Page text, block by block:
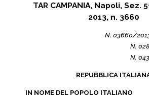
TAR CAMPANIA, Napoli, Sez.
2013, n. 3660
N. 03660/2013
N.
N.
REPUBBLICA
IN NOME DEL POPOLO ITALIANO